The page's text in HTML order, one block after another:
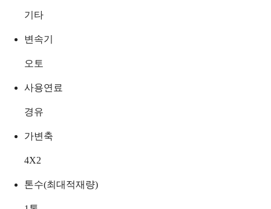
기타
변속기
오토
사용연료
경유
가변축
4X2
톤수(최대적재량)